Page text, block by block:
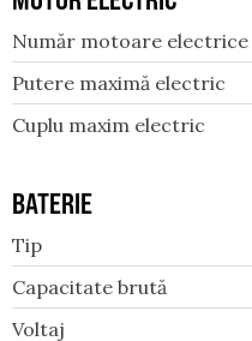
Număr motoare electrice
Putere maximă electric
Cuplu maxim electric
BATERIE
Tip
Capacitate brută
Voltaj